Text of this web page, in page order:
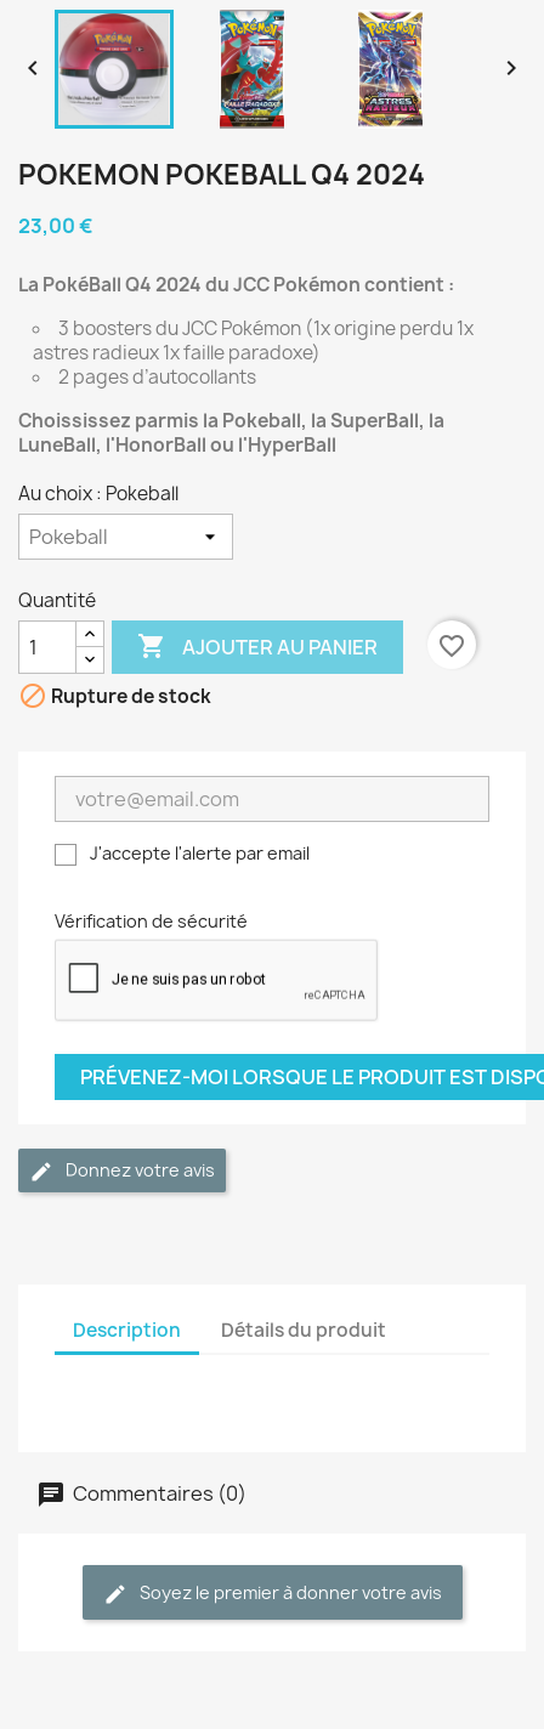
 
POKEMON POKEBALL Q4 2024
23,00 €
La PokéBall Q4 2024 du JCC Pokémon contient :
3 boosters du JCC Pokémon (1x origine perdu 1x
astres radieux 1x faille paradoxe)
2 pages d’autocollants
Choississez parmis la Pokeball, la SuperBall, la
LuneBall, l'HonorBall ou l'HyperBall
Au choix : Pokeball
Quantité
 AJOUTER AU PANIER
favorite_border
 Rupture de stock
J'accepte l'alerte par email
Vérification de sécurité
PRÉVENEZ-MOI LORSQUE LE PRODUIT EST
Donnez votre avis
Description Détails du produit
Commentaires (0)
Soyez le premier à donner votre avis